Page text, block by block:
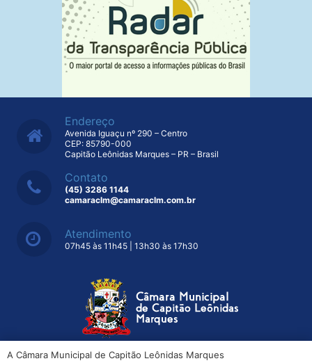
Endereço
Avenida Iguaçu nº 290 – Centro
CEP: 85790-000
Capitão Leônidas Marques – PR – Brasil
Contato
(45) 3286 1144
camaraclm@camaraclm.com.br
Atendimento
07h45 às 11h45 | 13h30 às 17h30
A Câmara Municipal de Capitão Leônidas Marques